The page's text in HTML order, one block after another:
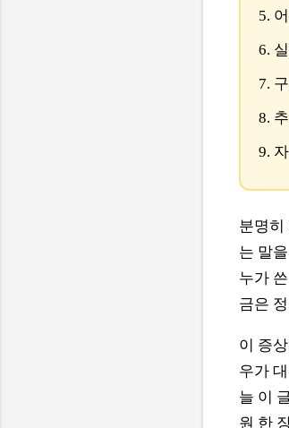
5.
6.
7.
8.
9.
분명히
는 말
누가
금은
이 증
우가
늘 이
원 한